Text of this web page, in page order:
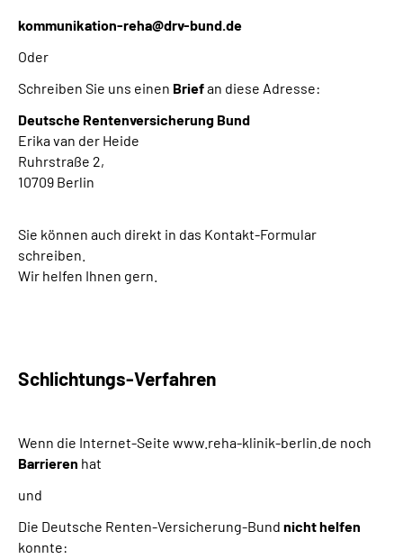
kommunikation-reha@drv-bund.de
Oder
Schreiben Sie uns einen Briefan diese Adresse:
Deutsche Rentenversicherung Bund
Erika van der Heide
Ruhrstraße 2,
10709 Berlin
Sie können auch direkt in das Kontakt-Formular
schreiben.
Wir helfen Ihnen gern.
Schlichtungs-Verfahren
Wenn die Internet-Seite www.reha-klinik-berlin.de noch
Barrieren hat
und
Die Deutsche Renten-Versicherung-Bund nicht helfen
konnte: